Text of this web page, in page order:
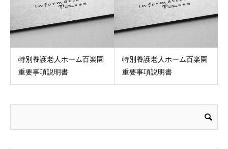
特別養護老人ホーム百楽園
重要事項説明書
特別養護老人ホーム百楽園
重要事項説明書